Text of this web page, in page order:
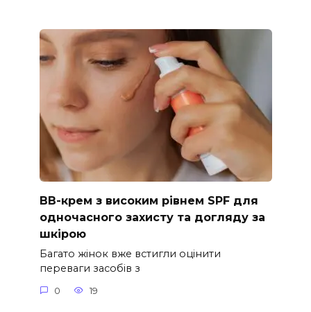
ВВ-крем з високим рівнем SPF для
одночасного захисту та догляду за
шкірою
Багато жінок вже встигли оцінити
переваги засобів з
0 19